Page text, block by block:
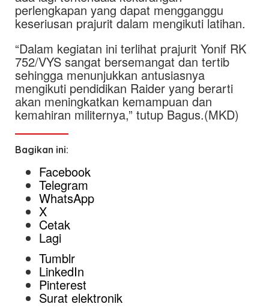
perlengkapan yang dapat mengganggu
keseriusan prajurit dalam mengikuti latihan.
“Dalam kegiatan ini terlihat prajurit Yonif RK
752/VYS sangat bersemangat dan tertib
sehingga menunjukkan antusiasnya
mengikuti pendidikan Raider yang berarti
akan meningkatkan kemampuan dan
kemahiran militernya,” tutup Bagus.(MKD)
Bagikan ini:
Facebook
Telegram
WhatsApp
X
Cetak
Lagi
Tumblr
LinkedIn
Pinterest
Surat elektronik